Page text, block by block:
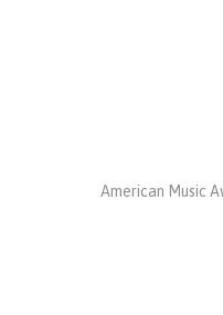
American Music